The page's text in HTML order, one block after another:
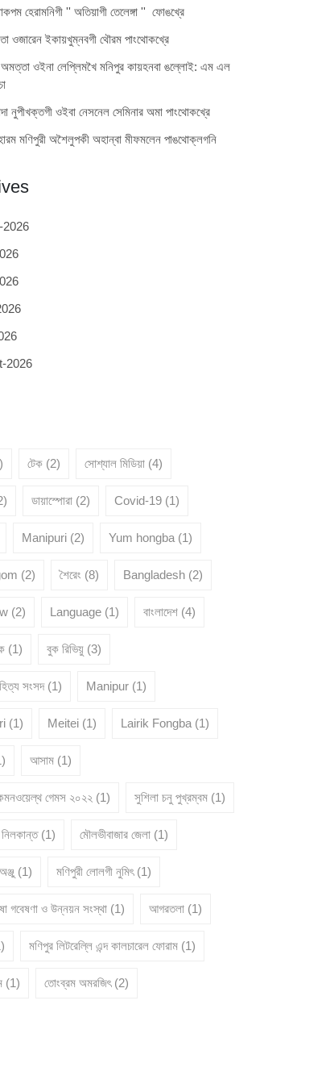
হেরামনিগী '' অতিয়াগী তেলেঙ্গা '' ফোঙখ্রে
ওজারেন ইকায়খুম্নবগী থৌরম পাংথোকখ্রে
ওইনা লেপ্লিমখৈ মনিপুর কায়হনবা ঙল্লোই: এম এল
নুপীখক্তগী ওইবা নেসনেল সেমিনার অমা পাংথোকখ্রে
মণিপুরী অশৈলুপকী অহান্বা মীফমলেন পাঙথোক্লগনি
2026
2026
টেক (2) সোশ্যাল মিডিয়া (4)
ডায়াস্পোরা (2) Covid-19 (1)
Manipuri (2) Yum hongba (1)
(2) শৈরেং (8) Bangladesh (2)
(2) Language (1) বাংলাদেশ (4)
(1) বুক রিভিয়ু (3)
সংসদ (1) Manipur (1)
(1) Meitei (1) Lairik Fongba (1)
আসাম (1)
কমনওয়েল্থ গেমস ২০২২ (1) সুশিলা চনু পুখ্রম্বম (1)
(1) মৌলভীবাজার জেলা (1)
(1) মণিপুরী লোলগী নুমিৎ (1)
গবেষণা ও উন্নয়ন সংস্থা (1) আগরতলা (1)
মণিপুর লিটরেল্লি এন্দ কালচারেল ফোরাম (1)
(1) তোংব্রম অমরজিৎ (2)